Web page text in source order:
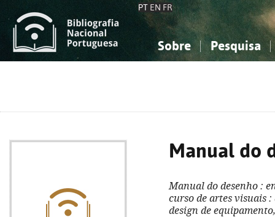
PT EN FR
Sobre Pesquisa
Manual do
Manual do desenho :
curso de artes visuais :
design de